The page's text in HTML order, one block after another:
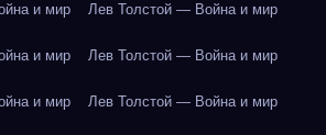
и мир Лев Толстой — Война и мир
и мир Лев Толстой — Война и мир
и мир Лев Толстой — Война и мир